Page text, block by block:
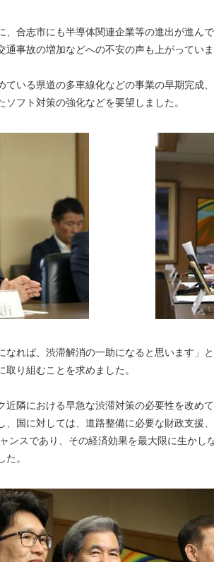
合志市にも半導体関連企業等の進出が進ん
事故の増加などへの不安の声も上がっていま
いる県道の多車線化などの事業の早期完成
フト対策の強化などを要望しました。
れば、渋滞解消の一助になると思います」
り組むことを求めました。
隣における早急な渋滞対策の必要性を改め
、国に対しては、道路整備に必要な財政支援
スであり、その経済効果を最大限に生かし
。